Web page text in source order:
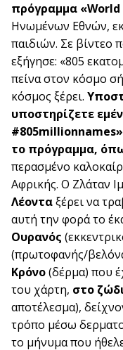
πρόγραμμα
Ηνωμένων Εθνών,
παιδιών. Σε βίντεο
εξήγησε: «805
πείνα στον κόσμο
κόσμος ξέρει.
υποστηρίζετε
το πρόγραμμα,
περασμένο
Αφρικής. Ο Ζλάταν
Λέονταξέρει να
αυτή την φορά το
Ουρανός
(πρωτοφανής/
Κρόνο(δέρμα) που
του χάρτη, στο
αποτέλεσμα),
τρόπο μέσω
το μήνυμα που